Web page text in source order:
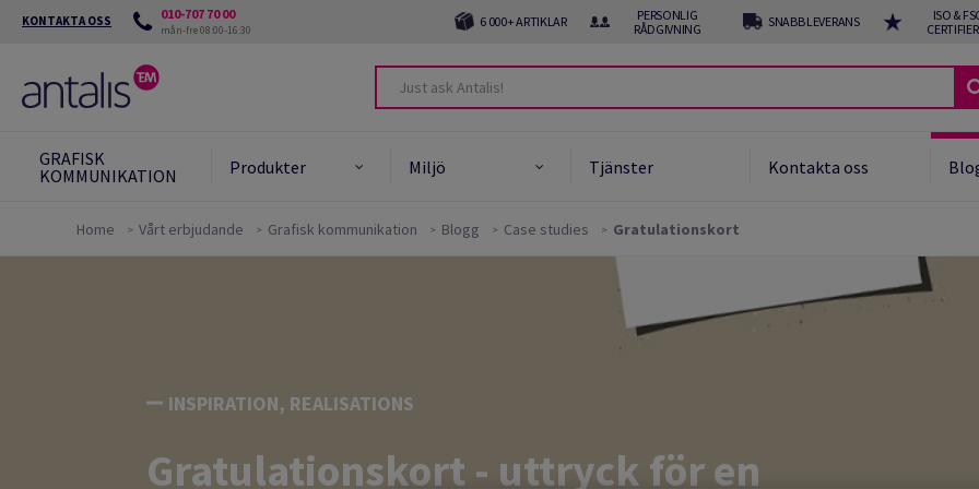
KONTAKTA OSS 010-707 70 00
mån-fre 08:00-16:30 6 000+ ARTIKLAR
PERSONLIG
RÅDGIVNING
SNABB LEVERANS
ISO &
GRAFISK
KOMMUNIKATION
Produkter Miljö Tjänster Kontakta oss
Bestruket och Obestruket
Home Vårt erbjudande Grafisk kommunikation Blogg Case studies Gratulationskort
INSPIRATION, REALISATIONS
Gratulationskort - uttryck för en